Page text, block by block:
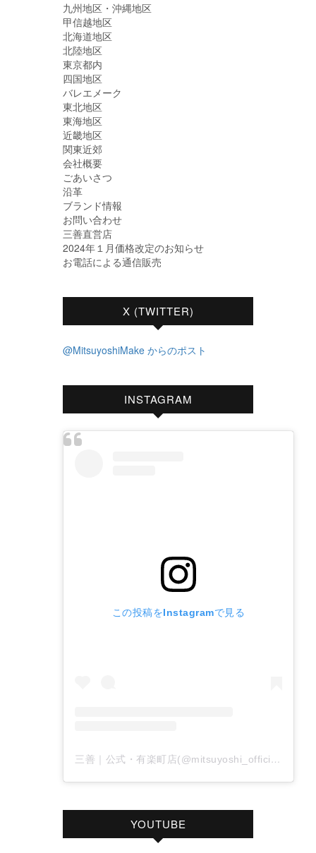
九州地区・沖縄地区
甲信越地区
北海道地区
北陸地区
東京都内
四国地区
バレエメーク
東北地区
東海地区
近畿地区
関東近郊
会社概要
ごあいさつ
沿革
ブランド情報
お問い合わせ
三善直営店
2024年１月価格改定のお知らせ
お電話による通信販売
X (TWITTER)
@MitsuyoshiMake からのポスト
INSTAGRAM
この投稿をInstagramで見る
三善｜公式・有楽町店(@mitsuyoshi_official)がシェアした投稿
YOUTUBE